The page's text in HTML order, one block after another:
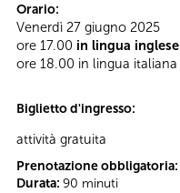
Orario:
Venerdì 27 giugno 2025
ore 17.00 in lingua inglese
ore 18.00 in lingua italiana
Biglietto d'ingresso:
attività gratuita
Prenotazione obbligatoria:
Durata: 90 minuti